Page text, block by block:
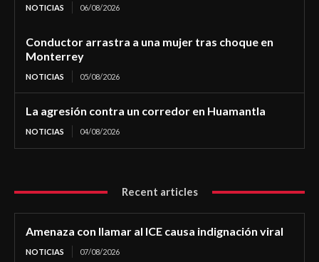
NOTICIAS 06/08/2026
Conductor arrastra a una mujer tras choque en
Monterrey
NOTICIAS 05/08/2026
La agresión contra un corredor en Huamantla
NOTICIAS 04/08/2026
Recent articles
Amenaza con llamar al ICE causa indignación viral
NOTICIAS 07/08/2026